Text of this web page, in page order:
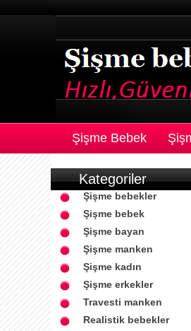
Şişme Bebek
Kategoriler
Şişme bebekler
Şişme bebek
Şişme bayan
Şişme manken
Şişme kadın
Şişme erkekler
Travesti manken
Realistik bebekler